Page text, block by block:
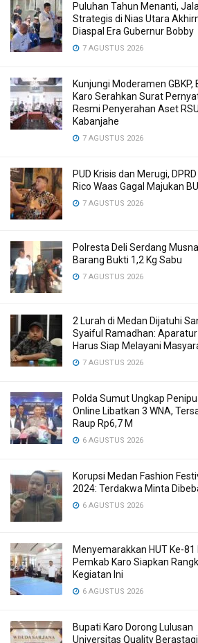
Puluhan Tahun Menanti,
Strategis di Nias Utara
Diaspal Era Gubernur Bobby
7 AGUSTUS 2026
Kunjungi Moderamen GBKP,
Karo Serahkan Surat
Resmi Penyerahan Aset
Kabanjahe
7 AGUSTUS 2026
PUD Krisis dan Merugi, DPRD
Rico Waas Gagal Majukan
7 AGUSTUS 2026
Polresta Deli Serdang
Barang Bukti 1,2 Kg Sabu
7 AGUSTUS 2026
2 Lurah di Medan Dijatuhi
Syaiful Ramadhan: Aparatur
Harus Siap Melayani
7 AGUSTUS 2026
Polda Sumut Ungkap
Online Libatkan 3 WNA,
Raup Rp6,7 M
6 AGUSTUS 2026
Korupsi Medan Fashion
2024: Terdakwa Minta
6 AGUSTUS 2026
Menyemarakkan HUT Ke-81
Pemkab Karo Siapkan
Kegiatan Ini
6 AGUSTUS 2026
Bupati Karo Dorong Lulusan
Universitas Quality